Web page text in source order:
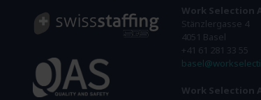
Work Selection
Stänzlergasse 4
4051 Basel
+41 61 281 33 55
Work Selection